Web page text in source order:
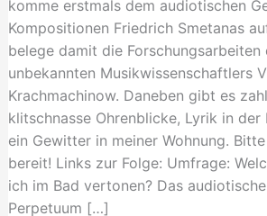
komme erstmals dem audiotischen
Kompositionen Friedrich Smetanas
belege damit die Forschungsarbeiten
unbekannten Musikwissenschaftlers
Krachmachinow. Daneben gibt es
klitschnasse Ohrenblicke, Lyrik in der
ein Gewitter in meiner Wohnung.
bereit! Links zur Folge: Umfrage:
ich im Bad vertonen? Das
Perpetuum […]